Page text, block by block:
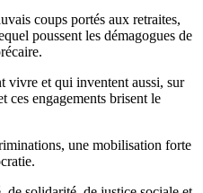
coups portés aux retraites,
poussent les démagogues de
vivre et qui inventent aussi, sur
ces engagements brisent le
une mobilisation forte